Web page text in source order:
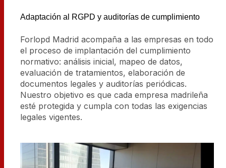
Adaptación al RGPD y auditorías de cumplimiento
Forlopd Madrid acompaña a las empresas en todo
el proceso de implantación del cumplimiento
normativo: análisis inicial, mapeo de datos,
evaluación de tratamientos, elaboración de
documentos legales y auditorías periódicas.
Nuestro objetivo es que cada empresa madrileña
esté protegida y cumpla con todas las exigencias
legales vigentes.